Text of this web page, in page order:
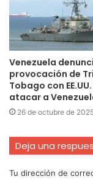
Venezuela
provocación de
Tobago con
atacar a
26 de octubre de
Deja una
Tu dirección de